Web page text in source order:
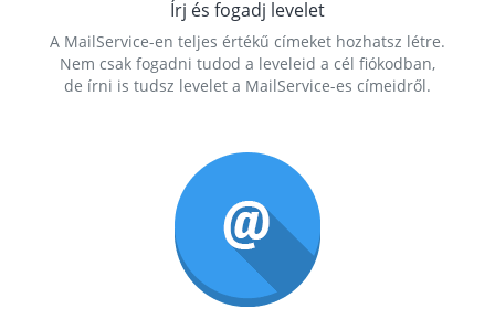
Írj és fogadj levelet
A MailService-en teljes értékű címeket hozhatsz létre.
Nem csak fogadni tudod a leveleid a cél fiókodban,
de írni is tudsz levelet a MailService-es címeidről.